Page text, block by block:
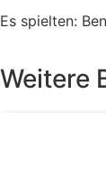
Es spielten:
Weitere